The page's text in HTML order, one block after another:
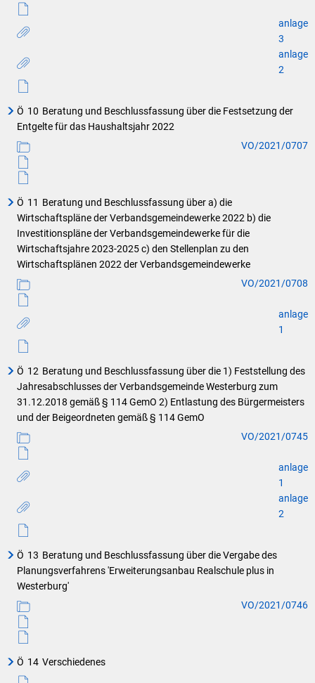
anlage
3
anlage
2
Ö 10 Beratung und Beschlussfassung über die Festsetzung der
Entgelte für das Haushaltsjahr 2022
VO/2021/0707
Ö 11 Beratung und Beschlussfassung über a) die
Wirtschaftspläne der Verbandsgemeindewerke 2022 b) die
Investitionspläne der Verbandsgemeindewerke für die
Wirtschaftsjahre 2023-2025 c) den Stellenplan zu den
Wirtschaftsplänen 2022 der Verbandsgemeindewerke
VO/2021/0708
anlage
1
Ö 12 Beratung und Beschlussfassung über die 1) Feststellung des
Jahresabschlusses der Verbandsgemeinde Westerburg zum
31.12.2018 gemäß § 114 GemO 2) Entlastung des Bürgermeisters
und der Beigeordneten gemäß § 114 GemO
VO/2021/0745
anlage
1
anlage
2
Ö 13 Beratung und Beschlussfassung über die Vergabe des
Planungsverfahrens 'Erweiterungsanbau Realschule plus in
Westerburg'
VO/2021/0746
Ö 14 Verschiedenes